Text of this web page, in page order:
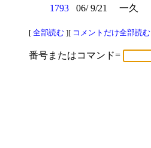
1793
06/ 9/21 一久
[ 全部読む ][ コメントだけ全部読む
番号またはコマンド=